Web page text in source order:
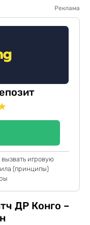
Реклама
игровую
(принципы)
ДР Конго –